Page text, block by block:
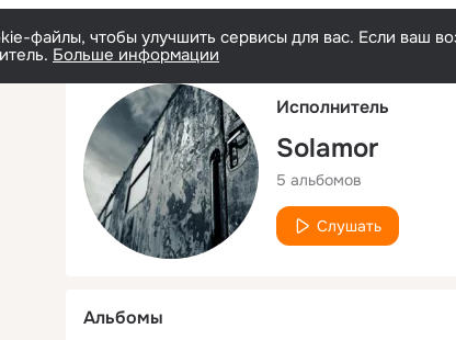
файлы, чтобы улучшить сервисы для вас. Если ваш
Больше информации
Исполнитель
Solamor
5 альбомов
Слушать
Альбомы